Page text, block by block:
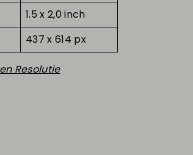
1.5 x 2,0 inch
437 x 614 px
Resolutie